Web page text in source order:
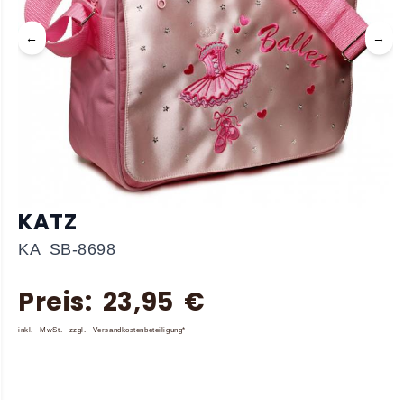
← →
KATZ
KA SB-8698
Preis: 23,95 €
inkl. MwSt. zzgl. Versandkostenbeteiligung*